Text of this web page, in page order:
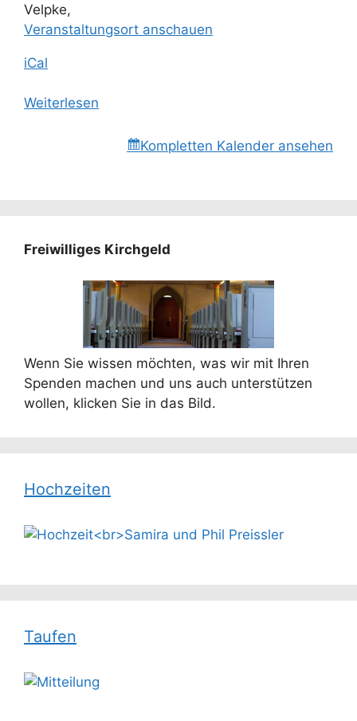
Velpke,
Veranstaltungsort anschauen
iCal
Weiterlesen
Kompletten Kalender ansehen
Freiwilliges Kirchgeld
Wenn Sie wissen möchten, was wir mit Ihren
Spenden machen und uns auch unterstützen
wollen, klicken Sie in das Bild.
Hochzeiten
Taufen